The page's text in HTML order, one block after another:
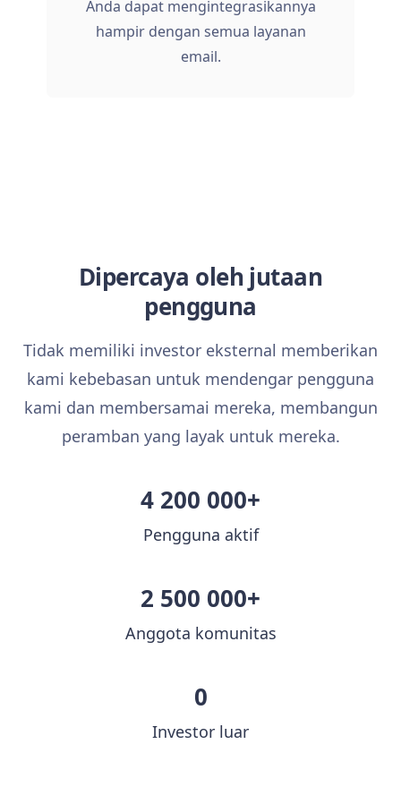
Anda dapat mengintegrasikannya
hampir dengan semua layanan
email.
Dipercaya oleh jutaan
pengguna
Tidak memiliki investor eksternal memberikan
kami kebebasan untuk mendengar pengguna
kami dan membersamai mereka, membangun
peramban yang layak untuk mereka.
4 200 000+
Pengguna aktif
2 500 000+
Anggota komunitas
0
Investor luar